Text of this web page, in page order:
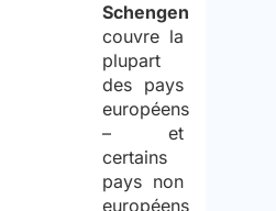
Schengen
couvre la
plupart
des pays
européens
– et
certains
pays non
européens